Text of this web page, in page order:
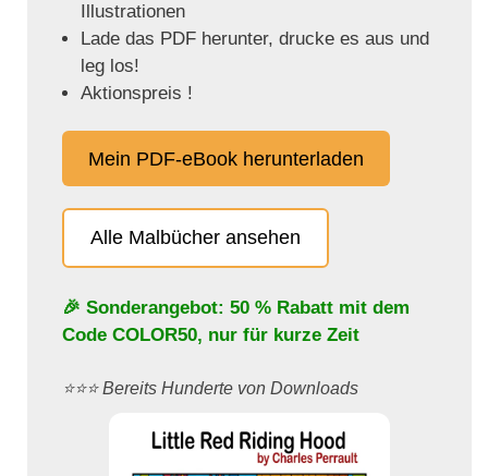
Illustrationen
Lade das PDF herunter, drucke es aus und
leg los!
Aktionspreis !
Mein PDF-eBook herunterladen
Alle Malbücher ansehen
🎉 Sonderangebot: 50 % Rabatt mit dem
Code COLOR50, nur für kurze Zeit
⭐️⭐️⭐️ Bereits Hunderte von Downloads